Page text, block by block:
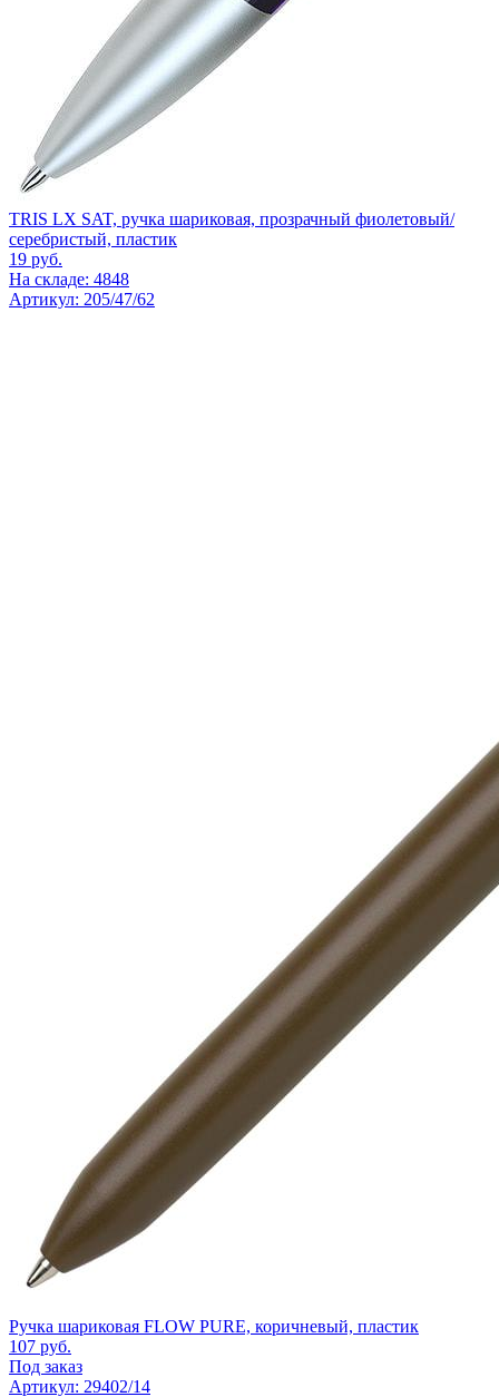
TRIS LX SAT, ручка шариковая, прозрачный фиолетовый/
серебристый, пластик
19 руб.
На складе: 4848
Артикул: 205/47/62
Ручка шариковая FLOW PURE, коричневый, пластик
107 руб.
Под заказ
Артикул: 29402/14